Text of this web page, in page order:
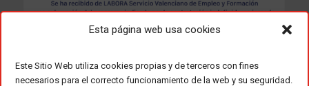
Esta página web usa cookies
Este Sitio Web utiliza cookies propias y de terceros con fines
necesarios para el correcto funcionamiento de la web y su seguridad.